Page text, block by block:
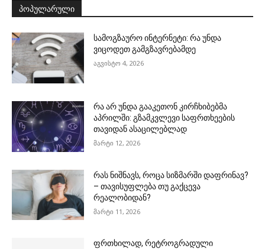
ᲞᲝᲞᲣᲚᲐᲠᲣᲚᲘ
სამოგზაურო ინტერნეტი: რა უნდა
ვიცოდეთ გამგზავრებამდე
აგვისტო 4, 2026
რა არ უნდა გააკეთონ კირჩხიბებმა
აპრილში: გზამკვლევი საფრთხეების
თავიდან ასაცილებლად
მარტი 12, 2026
რას ნიშნავს, როცა სიზმარში დაფრინავ?
– თავისუფლება თუ გაქცევა
რეალობიდან?
მარტი 11, 2026
ფრთხილად, რეტროგრადული